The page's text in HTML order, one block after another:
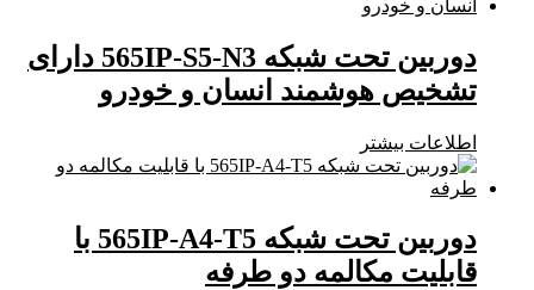
دوربین تحت شبکه 565IP-S5-N3 دارای
تشخیص هوشمند انسان و خودرو
اطلاعات بیشتر
دوربین تحت شبکه 565IP-A4-T5 با
قابلیت مکالمه دو طرفه